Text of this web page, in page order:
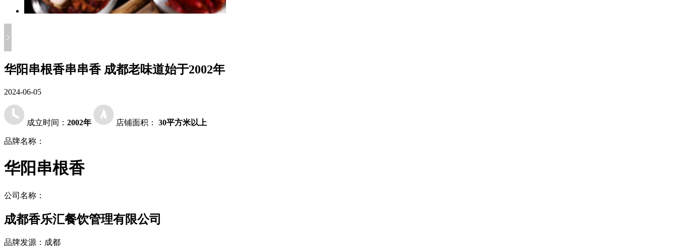
华阳串根香串串香 成都老味道始于2002年
2024-06-05
成立时间： 2002年 店铺面积： 30平方米以上
品牌名称：
华阳串根香
公司名称：
成都香乐汇餐饮管理有限公司
品牌发源： 成都